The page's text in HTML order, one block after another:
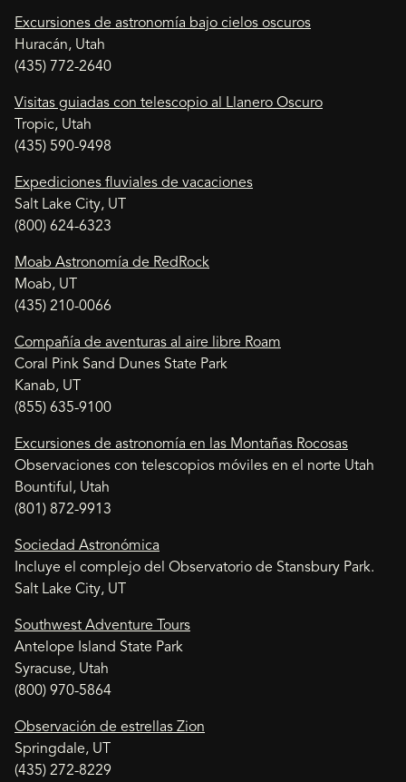
Excursiones de astronomía bajo cielos oscuros
Huracán, Utah
(435) 772-2640
Visitas guiadas con telescopio al Llanero Oscuro
Tropic, Utah
(435) 590-9498
Expediciones fluviales de vacaciones
Salt Lake City, UT
(800) 624-6323
Moab Astronomía de RedRock
Moab, UT
(435) 210-0066
Compañía de aventuras al aire libre Roam
Coral Pink Sand Dunes State Park
Kanab, UT
(855) 635-9100
Excursiones de astronomía en las Montañas Rocosas
Observaciones con telescopios móviles en el norte Utah
Bountiful, Utah
(801) 872-9913
Sociedad Astronómica
Incluye el complejo del Observatorio de Stansbury Park.
Salt Lake City, UT
Southwest Adventure Tours
Antelope Island State Park
Syracuse, Utah
(800) 970-5864
Observación de estrellas Zion
Springdale, UT
(435) 272-8229